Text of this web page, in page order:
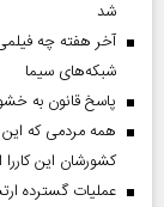
شد
آخر هفته چه
شبکه‌های سیما
پاسخ قانون به
همه مردمی که این
کشورشان این
عملیات گسترده